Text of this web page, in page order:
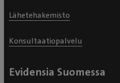
Lähetehakemisto
Konsultaatiopalvelu
Evidensia Suomessa